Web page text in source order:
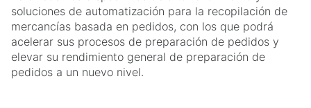
soluciones de automatización para la recopilación de
mercancías basada en pedidos, con los que podrá
acelerar sus procesos de preparación de pedidos y
elevar su rendimiento general de preparación de
pedidos a un nuevo nivel.